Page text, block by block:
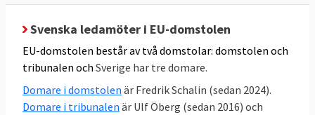
kommissionens beräkningssätt för att
fastslå graden av ekonomisk skada för EU
efter bristfällig svensk kontroll av
jordbruksstöd i 2011-2012 var felaktig och
för hög. Det fanns mer exakta
beräkningssätt
Svenska ledamöter i EU-domstolen
EU-domstolen består av två domstolar: domstolen och
tribunalen och Sverige har tre domare.
Domare i domstolen är Fredrik Schalin (sedan 2024).
Domare i tribunalen är Ulf Öberg (sedan 2016) och